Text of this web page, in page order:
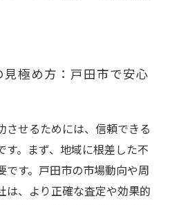
極め方：戸田市で安心
させるためには、信頼できる
す。まず、地域に根差した不
です。戸田市の市場動向や周
は、より正確な査定や効果的